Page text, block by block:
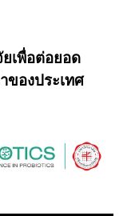
เพื่อต่อยอด
องประเทศ